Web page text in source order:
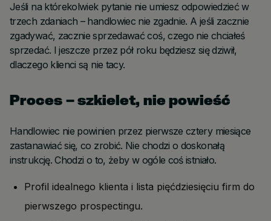
Jeśli na którekolwiek pytanie nie umiesz odpowiedzieć w
trzech zdaniach – handlowiec nie zgadnie. A jeśli zacznie
zgadywać, zacznie sprzedawać coś, czego nie chciałeś
sprzedać. I jeszcze przez pół roku będziesz się dziwił,
dlaczego klienci są nie tacy.
Proces – szkielet, nie powieść
Handlowiec nie powinien przez pierwsze cztery miesiące
zastanawiać się, co zrobić. Nie chodzi o doskonałą
instrukcję. Chodzi o to, żeby w ogóle coś istniało.
Profil idealnego klienta i lista pięćdziesięciu firm do
pierwszego prospectingu.